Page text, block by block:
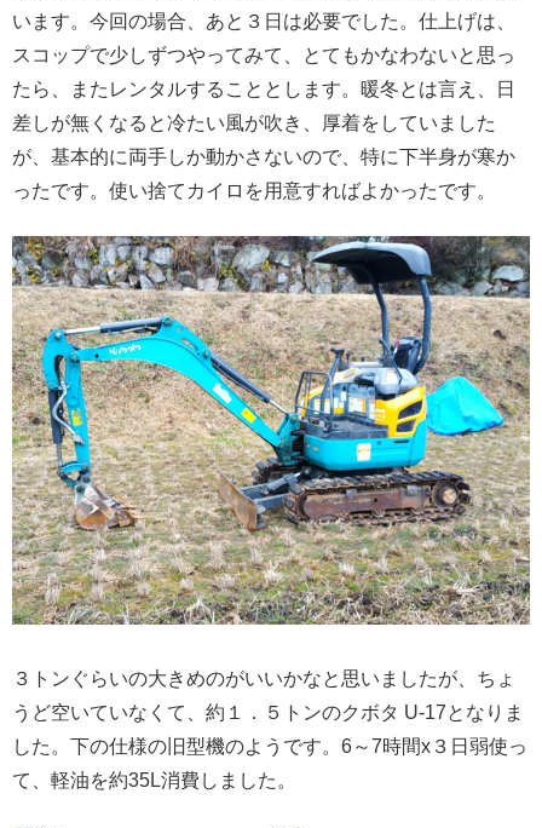
います。今回の場合、あと３日は必要でした。仕上げは、
スコップで少しずつやってみて、とてもかなわないと思っ
たら、またレンタルすることとします。暖冬とは言え、日
差しが無くなると冷たい風が吹き、厚着をしていました
が、基本的に両手しか動かさないので、特に下半身が寒か
ったです。使い捨てカイロを用意すればよかったです。
３トンぐらいの大きめのがいいかなと思いましたが、ちょ
うど空いていなくて、約１．５トンのクボタ U-17となりま
した。下の仕様の旧型機のようです。6～7時間x３日弱使っ
て、軽油を約35L消費しました。